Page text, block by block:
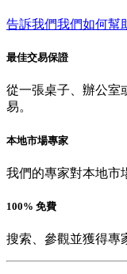
告訴我們我們如何幫
最佳交易保證
從一張桌子、辦公室
易。
本地市場專家
我們的專家對本地市
100% 免費
搜索、參觀並獲得專